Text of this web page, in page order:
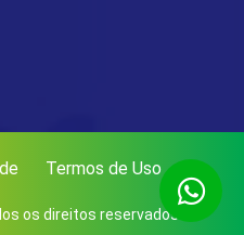
os direitos reservados.
Termos de Uso